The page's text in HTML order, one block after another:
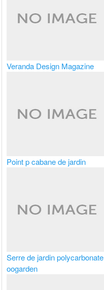
Veranda Design Magazine
Point p cabane de jardin
Serre de jardin polycarbonate
oogarden